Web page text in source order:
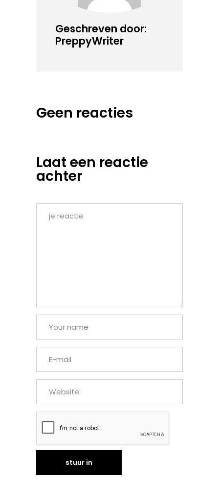
Geschreven door:
PreppyWriter
Geen reacties
Laat een reactie
achter